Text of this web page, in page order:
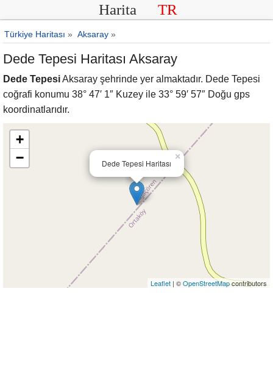
Harita TR
Türkiye Haritası » Aksaray »
Dede Tepesi Haritası Aksaray
Dede TepesiAksaray şehrinde yer almaktadır. Dede Tepesi
coğrafi konumu 38° 47′ 1″ Kuzey ile 33° 59′ 57″ Doğu gps
koordinatlarıdır.
Dede Tepesi Haritası
×
+
−
Leaflet | ©OpenStreetMapcontributors